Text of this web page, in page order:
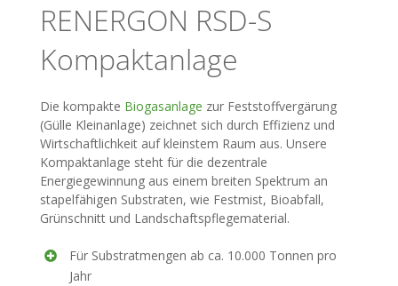
RENERGON RSD-S
Kompaktanlage
Die kompakte Biogasanlage zur Feststoffvergärung
(Gülle Kleinanlage) zeichnet sich durch Effizienz und
Wirtschaftlichkeit auf kleinstem Raum aus. Unsere
Kompaktanlage steht für die dezentrale
Energiegewinnung aus einem breiten Spektrum an
stapelfähigen Substraten, wie Festmist, Bioabfall,
Grünschnitt und Landschaftspflegematerial.
Für Substratmengen ab ca. 10.000 Tonnen pro
Jahr